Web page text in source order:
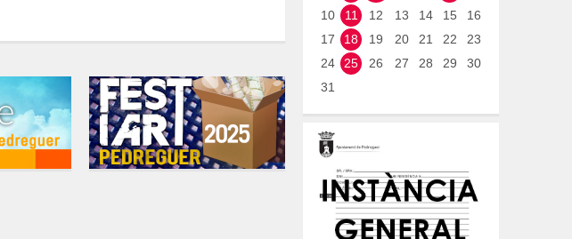
10
11 12 13 14 15
16
17
18 19 20 21 22
23
24
25 26 27 28 29
30
31